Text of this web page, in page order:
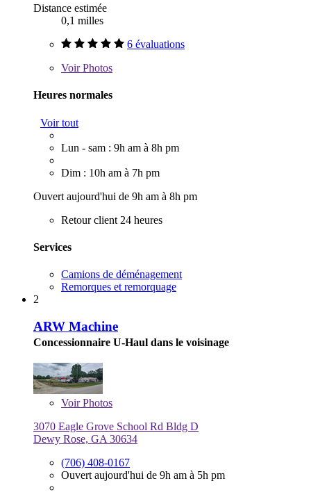
Distance estimée
0,1 milles
6 évaluations
VoirPhotos
Heures normales
Voir tout
Lun - sam : 9h am à 8h pm
Dim : 10h am à 7h pm
Ouvert aujourd'hui de 9h am à 8h pm
Retour client 24 heures
Services
Camions de déménagement
Remorques et remorquage
2
ARW Machine
Concessionnaire U-Haul dans le voisinage
VoirPhotos
3070 Eagle Grove School Rd Bldg D
Dewy Rose, GA 30634
(706) 408-0167
Ouvert aujourd'hui de 9h am à 5h pm